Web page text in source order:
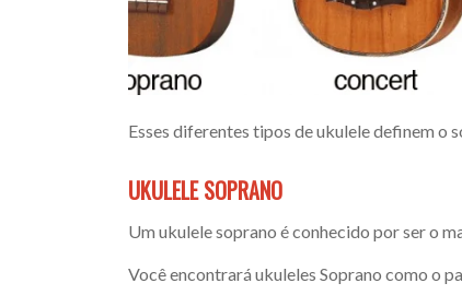
Esses diferentes tipos de ukulele definem o
UKULELE SOPRANO
Um ukulele soprano é conhecido por ser o
Você encontrará ukuleles Soprano como o